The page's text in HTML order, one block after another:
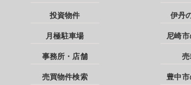
投資物件
月極駐車場
事務所・店舗
売買物件検索
伊丹
尼崎
豊中